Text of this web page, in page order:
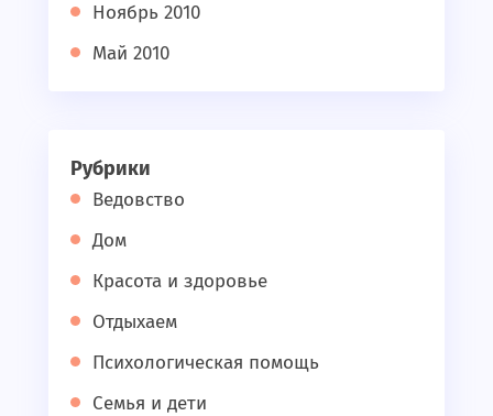
Ноябрь 2010
Май 2010
Рубрики
Ведовство
Дом
Красота и здоровье
Отдыхаем
Психологическая помощь
Семья и дети